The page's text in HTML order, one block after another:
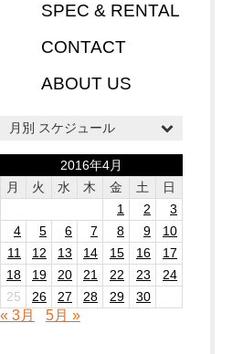
SPEC & RENTAL
CONTACT
ABOUT US
月別 スケジュール
2016年4月
月
火 水 木 金 土
日
1
2
3
4
5 6 7 8 9
10
11
12 13 14 15 16
17
18
19 20 21 22 23
24
25
26 27 28 29 30
« 3月 5月 »